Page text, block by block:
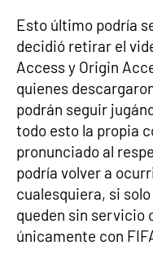
Esto último podría
decidió retirar el
Access y Origin
quienes
podrán seguir
todo esto la propia
pronunciado al
podría volver a
cualesquiera, si
queden sin servicio
únicamente con